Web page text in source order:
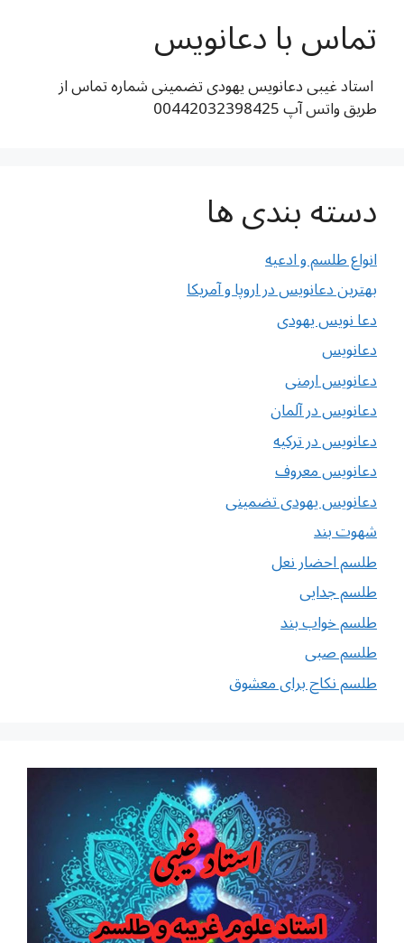
تماس با دعانویس
استاد غیبی دعانویس یهودی تضمینی شماره تماس از
طریق واتس آپ 00442032398425
دسته بندی ها
انواع طلسم و ادعیه
بهترین دعانویس در اروپا و آمریکا
دعا نویس یهودی
دعانویس
دعانویس ارمنی
دعانویس در آلمان
دعانویس در ترکیه
دعانویس معروف
دعانویس یهودی تضمینی
شهوت بند
طلسم احضار نعل
طلسم جدایی
طلسم خواب بند
طلسم صبی
طلسم نکاح برای معشوق